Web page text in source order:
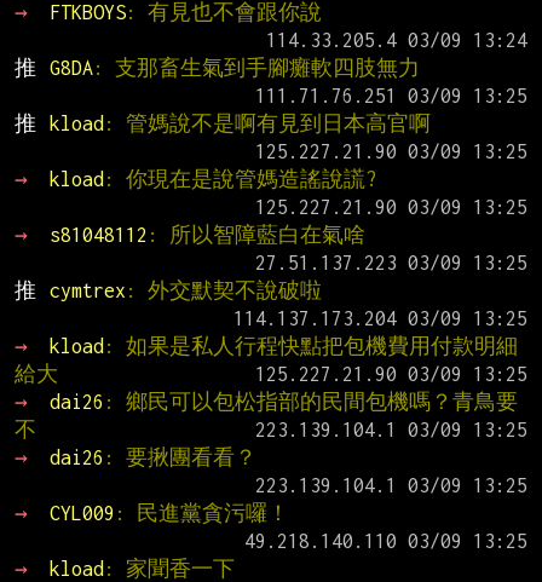
→
FTKBOYS: 有見也不會跟你說
推
G8DA: 支那畜生氣到手腳癱軟四肢無力
推
kload : 管媽說不是啊有見到日本高官啊
→
kload : 你現在是說管媽造謠說謊?
→
s81048112 : 所以智障藍白在氣啥
推
cymtrex : 外交默契不說破啦
→
kload : 如果是私人行程快點把包機費用付款明細
給大
→
dai26 : 鄉民可以包松指部的民間包機嗎？青鳥要
不
→
dai26 : 要揪團看看？
→
CYL009 : 民進黨貪污囉！
→
kload : 家聞香一下